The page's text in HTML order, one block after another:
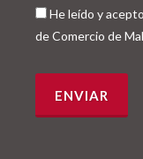
He leído y
de Comercio de